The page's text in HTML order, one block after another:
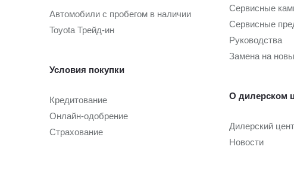
Автомобили с пробегом в наличии
Toyota Трейд-ин
Условия покупки
Кредитование
Онлайн-одобрение
Страхование
Сервисные
Сервисные
Руководства
Замена на
О дилерском
Дилерский
Новости